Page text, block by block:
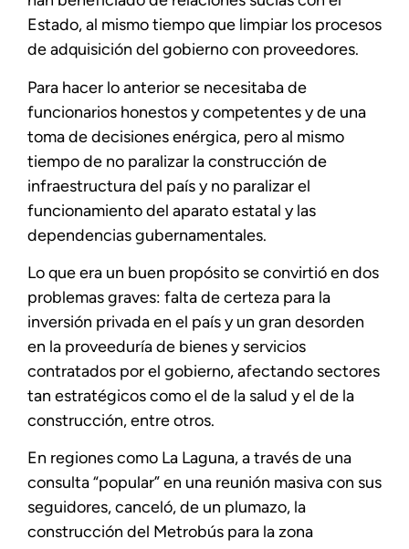
Estado, al mismo tiempo que limpiar los procesos
de adquisición del gobierno con proveedores.
Para hacer lo anterior se necesitaba de
funcionarios honestos y competentes y de una
toma de decisiones enérgica, pero al mismo
tiempo de no paralizar la construcción de
infraestructura del país y no paralizar el
funcionamiento del aparato estatal y las
dependencias gubernamentales.
Lo que era un buen propósito se convirtió en dos
problemas graves: falta de certeza para la
inversión privada en el país y un gran desorden
en la proveeduría de bienes y servicios
contratados por el gobierno, afectando sectores
tan estratégicos como el de la salud y el de la
construcción, entre otros.
En regiones como La Laguna, a través de una
consulta “popular” en una reunión masiva con sus
seguidores, canceló, de un plumazo, la
construcción del Metrobús para la zona